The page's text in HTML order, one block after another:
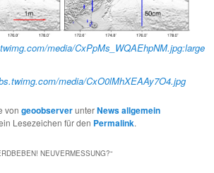
media/CxPpMs_WQAEhpNM.jpg:large
media/CxO0lMhXEAAy7O4.jpg
vongeoobserverunterNews allgemein
Lesezeichen für den Permalink.
NEUVERMESSUNG?“